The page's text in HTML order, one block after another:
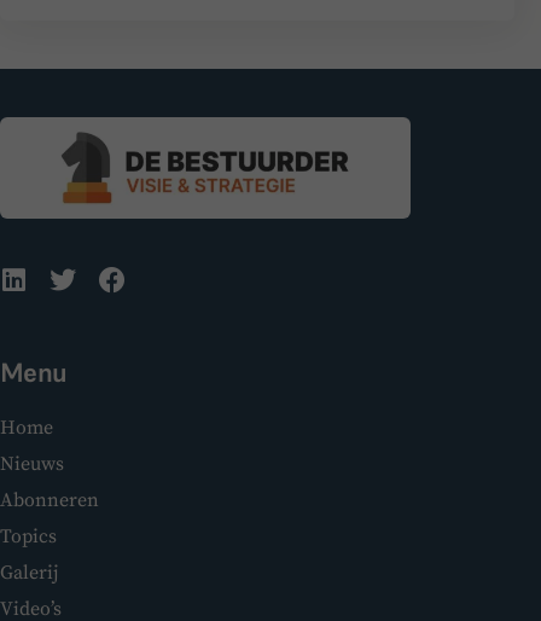
Menu
Home
Nieuws
Abonneren
Topics
Galerij
Video’s